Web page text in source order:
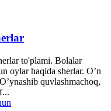
to'plami. Bolalar
oylar haqida sherlar. O’n
quvlashmachoq,